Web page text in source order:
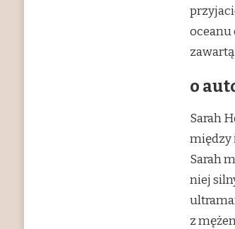
oceanu
o
Sarah
między
Sarah
niej
z